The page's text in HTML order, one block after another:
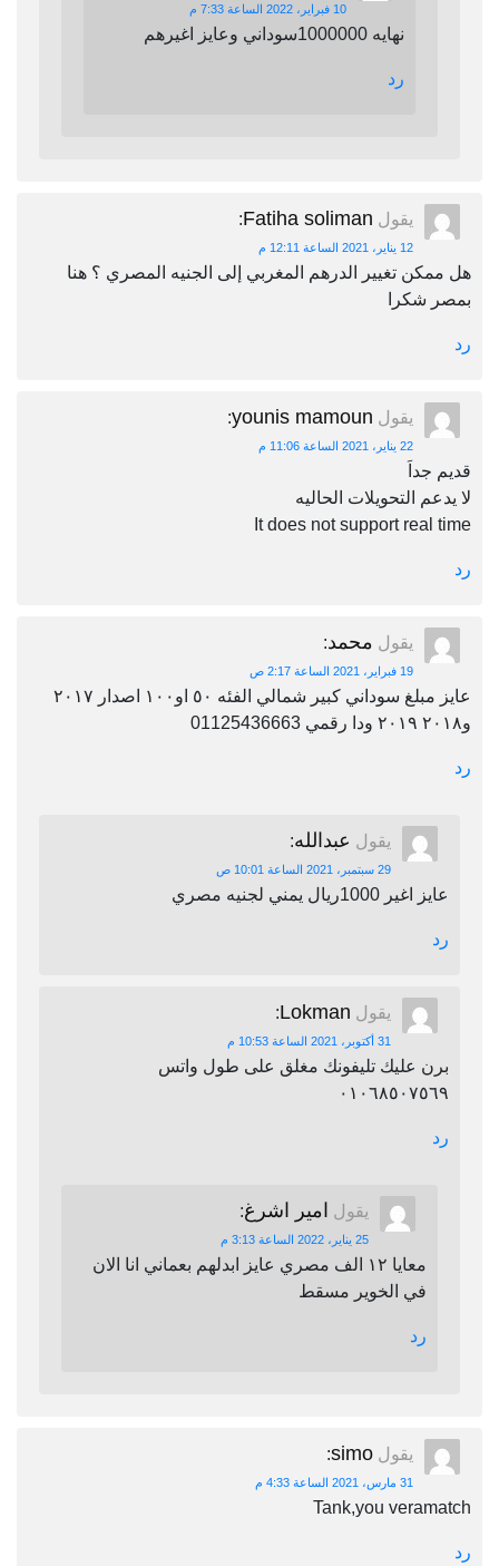
10 فبراير، 2022 الساعة 7:33 م
نهايه 1000000سوداني وعايز اغيرهم
رد
يقول Fatiha soliman
:
12 يناير، 2021 الساعة 12:11 م
هل ممكن تغيير الدرهم المغربي إلى الجنيه المصري ؟ هنا
بمصر شكرا
رد
يقول younis mamoun
:
22 يناير، 2021 الساعة 11:06 م
قديم جداَ
لا يدعم التحويلات الحاليه
It does not support real time
رد
يقول محمد:
19 فبراير، 2021 الساعة 2:17 ص
عايز مبلغ سوداني كبير شمالي الفئه ٥٠ او١٠٠ اصدار ٢٠١٧
و٢٠١٨ ٢٠١٩ ودا رقمي 01125436663
رد
يقول عبدالله:
29 سبتمبر، 2021 الساعة 10:01 ص
عايز اغير 1000ريال يمني لجنيه مصري
رد
يقول Lokman
:
31 أكتوبر، 2021 الساعة 10:53 م
برن عليك تليفونك مغلق على طول واتس
٠١٠٦٨٥٠٧٥٦٩
رد
يقول امير اشرغ:
25 يناير، 2022 الساعة 3:13 م
معايا ١٢ الف مصري عايز ابدلهم بعماني انا الان
في الخوير مسقط
رد
يقول simo
:
31 مارس، 2021 الساعة 4:33 م
Tank,you veramatch
رد